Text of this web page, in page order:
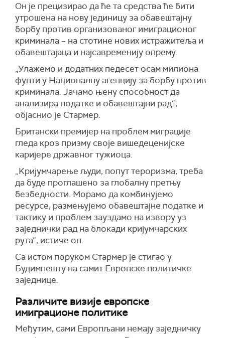
Он је прецизирао да ће та средства ће бити
утрошена на нову јединицу за обавештајну
борбу против организованог имиграционог
криминала – на стотине нових истражитеља и
обавештајаца и најсавременију опрему.
„Улажемо и додатних педесет осам милиона
фунти у Националну агенцију за борбу против
криминала. Јачамо њену способност да
анализира податке и обавештајни рад“,
објаснио је Стармер.
Британски премијер на проблем миграције
гледа кроз призму своје вишедеценијске
каријере државног тужиоца.
„Kријумчарење људи, попут тероризма, треба
да буде проглашено за глобалну претњу
безбедности. Морамо да комбинујемо
ресурсе, размењујемо обавештајне податке и
тактику и проблем зауздамо на извору уз
заједнички рад на блокади кријумчарских
рута“, истиче он.
Са истом поруком Стармер је стигао у
Будимпешту на самит Европске политичке
заједнице.
Различите визије европске
имиграционе политике
Међутим, сами Европљани немају заједничку